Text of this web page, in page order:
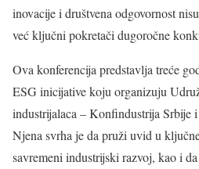
inovacije i društvena odgovornost
već ključni pokretači dugoročne
Ova konferencija predstavlja treće
ESG inicijative koju organizuju
industrijalaca – Konfindustrija Srbije
Njena svrha je da pruži uvid u
savremeni industrijski razvoj, kao i